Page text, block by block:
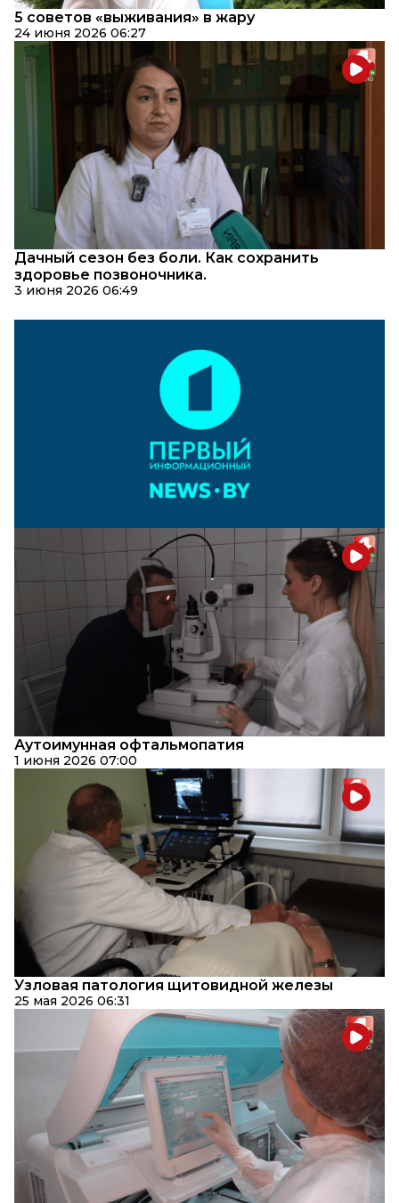
5 советов «выживания» в жару
24 июня 2026 06:27
Дачный сезон без боли. Как сохранить
здоровье позвоночника.
3 июня 2026 06:49
Аутоимунная офтальмопатия
1 июня 2026 07:00
Узловая патология щитовидной железы
25 мая 2026 06:31